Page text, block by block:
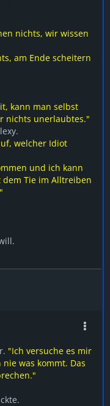
nichts, wir wissen
am Ende scheitern
kann man selbst
nichts unerlaubtes."
welcher Idiot
und ich kann
Tie im Alltreiben
"Ich versuche es mir
was kommt. Das